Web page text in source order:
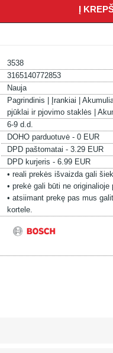
Į
3538
3165140772853
Nauja
Pagrindinis | Įrankiai |
pjūklai ir pjovimo staklės |
6-9 d.d.
DOHO parduotuvė - 0 EUR
DPD paštomatai - 3.29 EUR
DPD kurjeris - 6.99 EUR
• reali prekės išvaizda gali
• prekė gali būti ne originalioje
• atsiimant prekę pas mus
kortele.